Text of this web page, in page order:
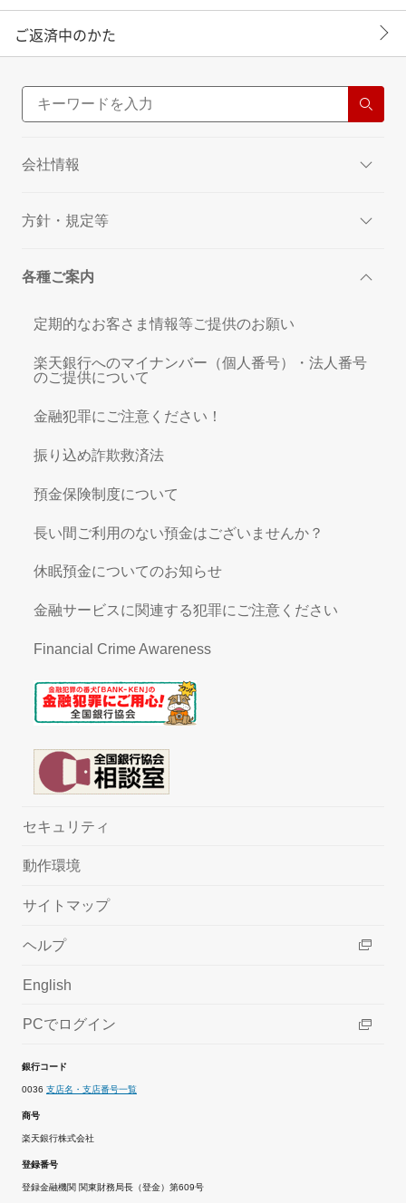
ご返済中のかた
会社情報
方針・規定等
各種ご案内
定期的なお客さま情報等ご提供のお願い
楽天銀行へのマイナンバー（個人番号）・法人番号
のご提供について
金融犯罪にご注意ください！
振り込め詐欺救済法
預金保険制度について
長い間ご利用のない預金はございませんか？
休眠預金についてのお知らせ
金融サービスに関連する犯罪にご注意ください
Financial Crime Awareness
セキュリティ
動作環境
サイトマップ
ヘルプ
English
PCでログイン
銀行コード
0036 支店名・支店番号一覧
商号
楽天銀行株式会社
登録番号
登録金融機関 関東財務局長（登金）第609号